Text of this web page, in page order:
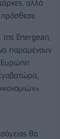
αλλά
πρόσθεσε.
της Energean,
παραμένουν
Ευρώπη
θα